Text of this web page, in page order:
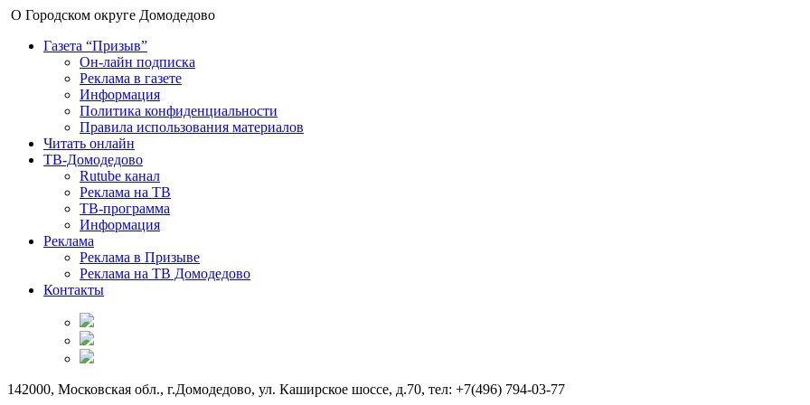
О Городском округе Домодедово
Газета “Призыв”
Он-лайн подписка
Реклама в газете
Информация
Политика конфиденциальности
Правила использования материалов
Читать онлайн
ТВ-Домодедово
Rutube канал
Реклама на ТВ
ТВ-программа
Информация
Реклама
Реклама в Призыве
Реклама на ТВ Домодедово
Контакты
142000, Московская обл., г.Домодедово, ул. Каширское шоссе, д.70, тел: +7(496) 794-03-77